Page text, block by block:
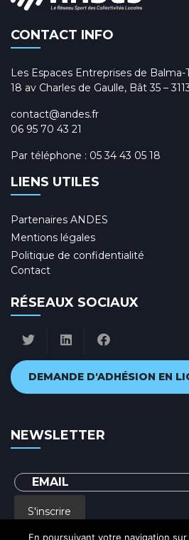
CONTACT INFO
Les Espaces Entreprises de Balma-
18 av Charles de Gaulle, Bât 35 –
contact@andes.fr
06 95 70 43 21
Par téléphone : 05 34 43 05 18
LIENS UTILES
Partenaires ANDES
Mentions légales
Politique de confidentialité
Contact
RÉSEAUX SOCIAUX
DEMANDE D'ADHÉSION EN
NEWSLETTER
S'inscrire
En poursuivant votre navigation